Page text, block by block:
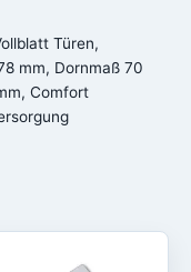
Türen,
mm, Dornmaß 70
Comfort